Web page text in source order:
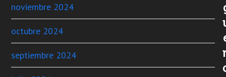
noviembre 2024
octubre 2024
septiembre 2024